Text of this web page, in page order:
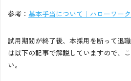
参考： 基本手当について｜ハローワー
試用期間が終了後、本採用を断って退
は以下の記事で解説していますので、
い。